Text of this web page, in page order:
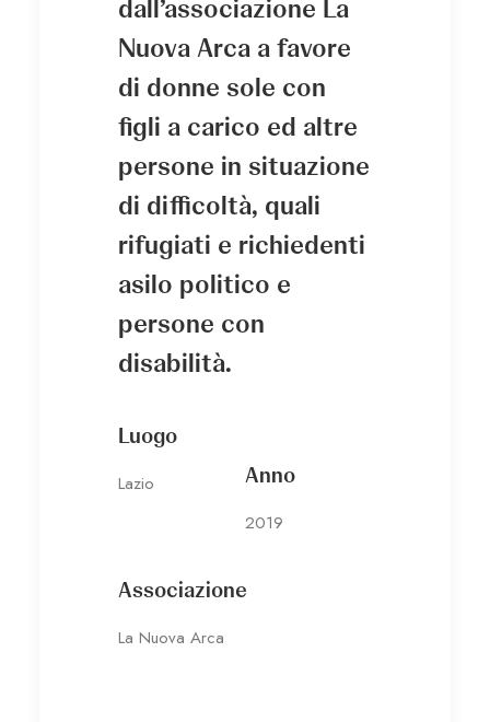
dall’associazione La
Nuova Arca a favore
di donne sole con
figli a carico ed altre
persone in situazione
di difficoltà, quali
rifugiati e richiedenti
asilo politico e
persone con
disabilità.
Luogo
Lazio Anno
2019
Associazione
La Nuova Arca